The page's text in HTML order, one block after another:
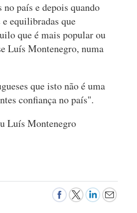
país e depois quando
equilibradas que
que é mais popular ou
Luís Montenegro, numa
que isto não é uma
confiança no país".
Luís Montenegro